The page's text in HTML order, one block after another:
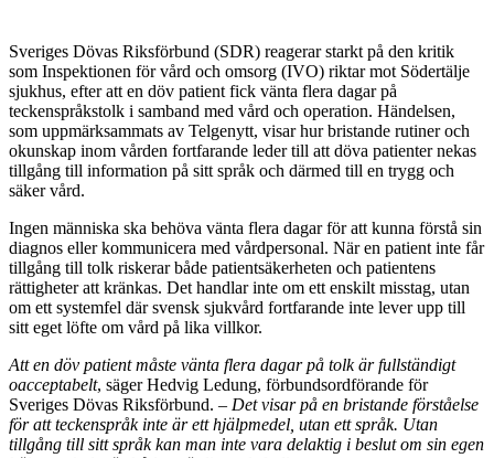
Sveriges Dövas Riksförbund (SDR) reagerar starkt på den kritik
som Inspektionen för vård och omsorg (IVO) riktar mot Södertälje
sjukhus, efter att en döv patient fick vänta flera dagar på
teckenspråkstolk i samband med vård och operation. Händelsen,
som uppmärksammats av Telgenytt, visar hur bristande rutiner och
okunskap inom vården fortfarande leder till att döva patienter nekas
tillgång till information på sitt språk och därmed till en trygg och
säker vård.
Ingen människa ska behöva vänta flera dagar för att kunna förstå sin
diagnos eller kommunicera med vårdpersonal. När en patient inte får
tillgång till tolk riskerar både patientsäkerheten och patientens
rättigheter att kränkas. Det handlar inte om ett enskilt misstag, utan
om ett systemfel där svensk sjukvård fortfarande inte lever upp till
sitt eget löfte om vård på lika villkor.
Att en döv patient måste vänta flera dagar på tolk är fullständigt
oacceptabelt, säger Hedvig Ledung, förbundsordförande för
Sveriges Dövas Riksförbund. – Det visar på en bristande förståelse
för att teckenspråk inte är ett hjälpmedel, utan ett språk. Utan
tillgång till sitt språk kan man inte vara delaktig i beslut om sin egen